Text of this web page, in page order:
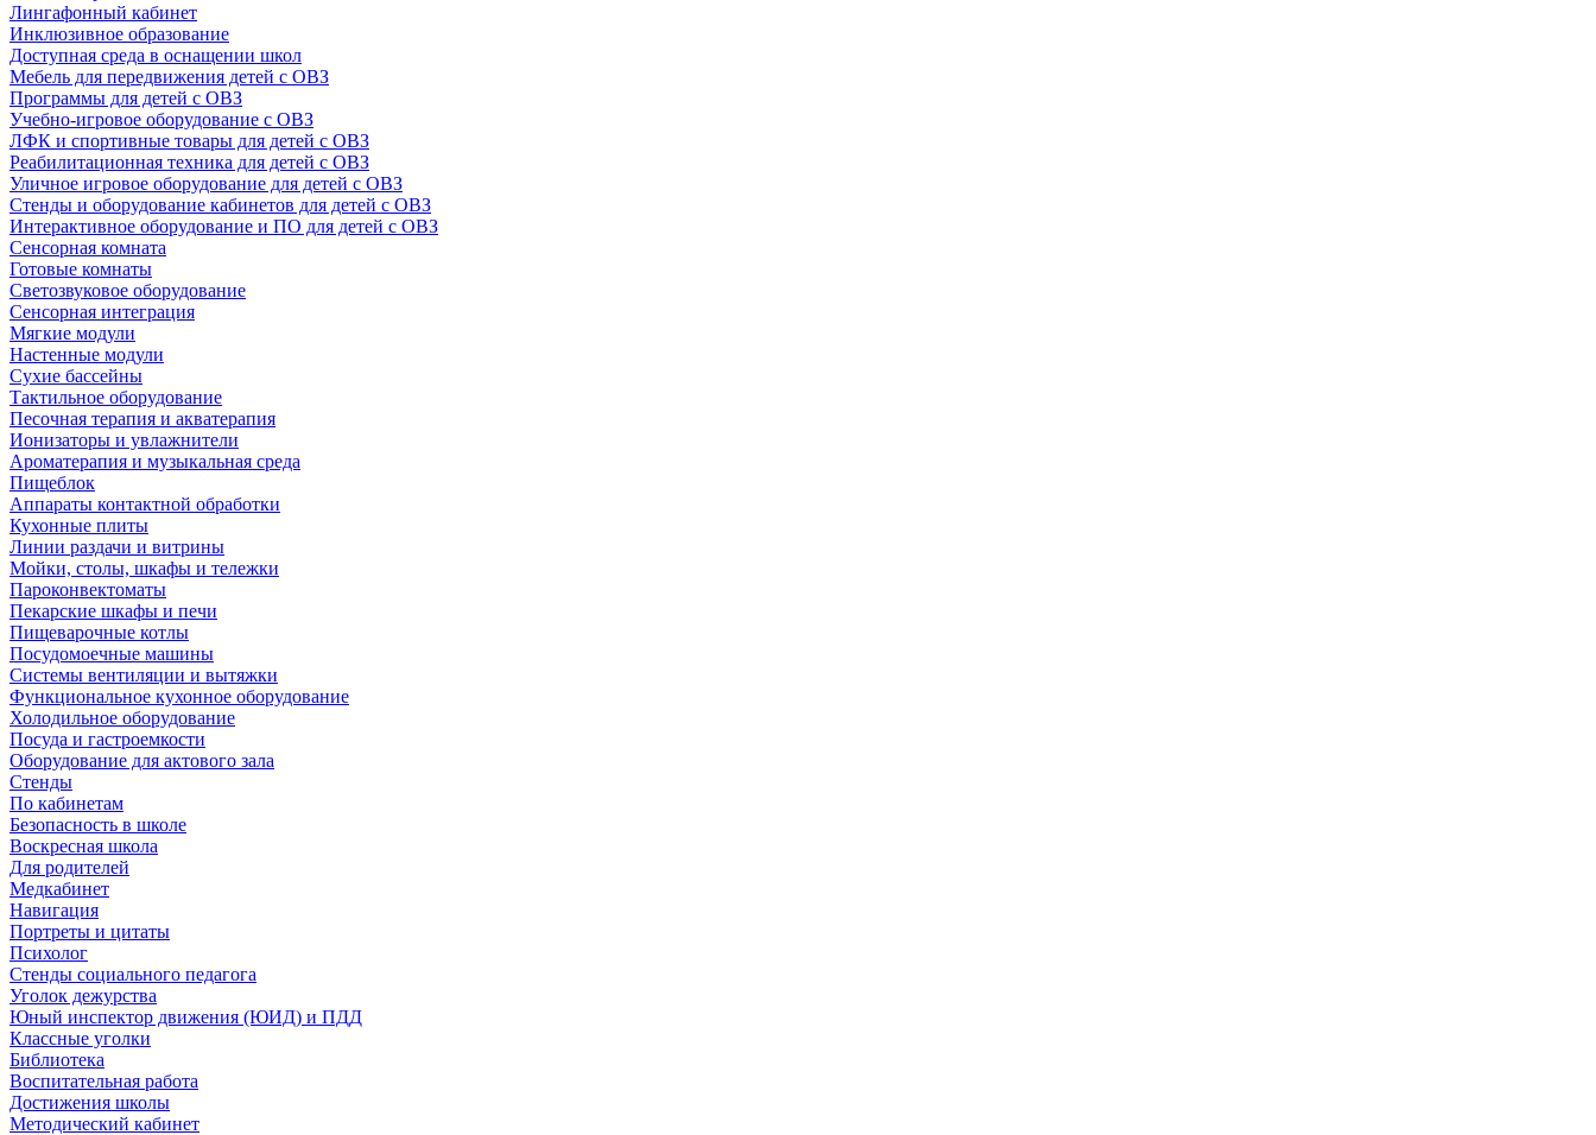
Лингафонный кабинет
Инклюзивное образование
Доступная среда в оснащении школ
Мебель для передвижения детей с ОВЗ
Программы для детей с ОВЗ
Учебно-игровое оборудование с ОВЗ
ЛФК и спортивные товары для детей с ОВЗ
Реабилитационная техника для детей с ОВЗ
Уличное игровое оборудование для детей с ОВЗ
Стенды и оборудование кабинетов для детей с ОВЗ
Интерактивное оборудование и ПО для детей с ОВЗ
Сенсорная комната
Готовые комнаты
Светозвуковое оборудование
Сенсорная интеграция
Мягкие модули
Настенные модули
Сухие бассейны
Тактильное оборудование
Песочная терапия и акватерапия
Ионизаторы и увлажнители
Ароматерапия и музыкальная среда
Пищеблок
Аппараты контактной обработки
Кухонные плиты
Линии раздачи и витрины
Мойки, столы, шкафы и тележки
Пароконвектоматы
Пекарские шкафы и печи
Пищеварочные котлы
Посудомоечные машины
Системы вентиляции и вытяжки
Функциональное кухонное оборудование
Холодильное оборудование
Посуда и гастроемкости
Оборудование для актового зала
Стенды
По кабинетам
Безопасность в школе
Воскресная школа
Для родителей
Медкабинет
Навигация
Портреты и цитаты
Психолог
Стенды социального педагога
Уголок дежурства
Юный инспектор движения (ЮИД) и ПДД
Классные уголки
Библиотека
Воспитательная работа
Достижения школы
Методический кабинет